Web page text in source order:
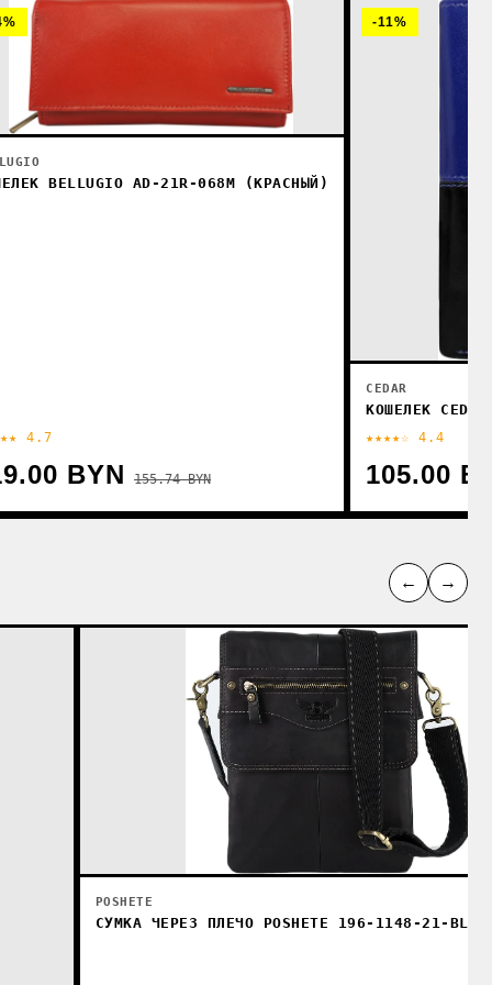
BELLUGIO AD-21R-068M (КРАСНЫЙ)
4.7
BYN 155.74 BYN
-11%
CEDAR
КОШЕЛЕК
★★★★☆ 4.4
105.00
← →
POSHETE
СУМКА ЧЕРЕЗ ПЛЕЧО POSHETE 196-1148-21-BLK